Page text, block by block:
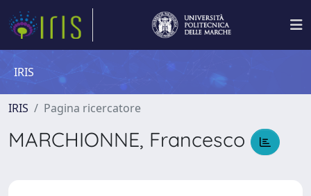
IRIS
IRIS Pagina ricercatore
MARCHIONNE, Francesco